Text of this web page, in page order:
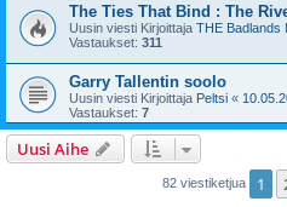
The Ties That Bind : The
Uusin viesti Kirjoittaja THE Badlands
Vastaukset: 311
Garry Tallentin soolo
Uusin viesti Kirjoittaja Peltsi «
Vastaukset: 7
Uusi Aihe
82 viestiketjua 1